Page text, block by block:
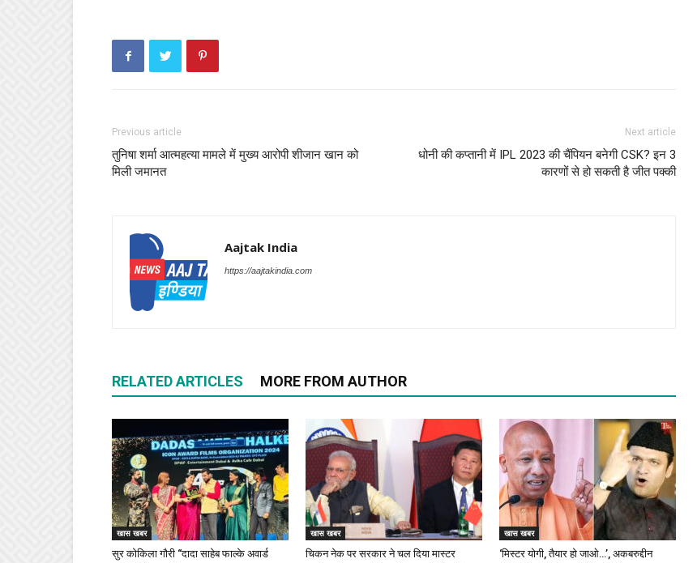
Previous article
तुनिषा शर्मा आत्महत्या मामले में मुख्य आरोपी शीजान खान को
मिली जमानत
Next article
धोनी की कप्तानी में IPL 2023 की चैंपियन बनेगी CSK? इन 3
कारणों से हो सकती है जीत पक्की
Aajtak India
https://aajtakindia.com
RELATED ARTICLES MORE FROM AUTHOR
खास खबर
सुर कोकिला गौरी “दादा साहेब फाल्के अवार्ड
खास खबर
चिकन नेक पर सरकार ने चल दिया मास्टर
खास खबर
‘मिस्टर योगी, तैयार हो जाओ…’, अकबरुद्दीन